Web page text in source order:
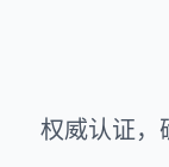
权威认证，